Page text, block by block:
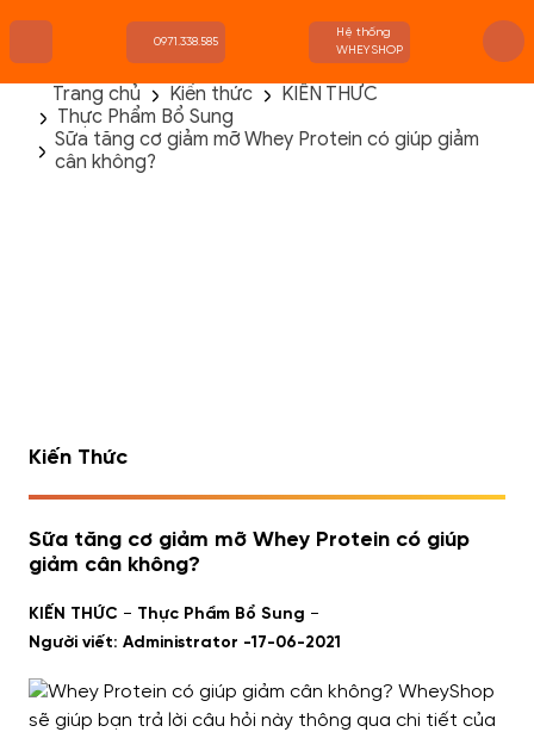
TRANG CHỦ
FLASH SALE
0971.338.585
Hệ thống
WHEYSHOP
Trang chủ Kiến thức
KIẾN THỨC
Thực Phẩm Bổ Sung
Sữa tăng cơ giảm mỡ Whey Protein có giúp giảm
cân không?
Kiến Thức
Sữa tăng cơ giảm mỡ Whey Protein có giúp
giảm cân không?
KIẾN THỨC - Thực Phẩm Bổ Sung -
Người viết: Administrator -17-06-2021